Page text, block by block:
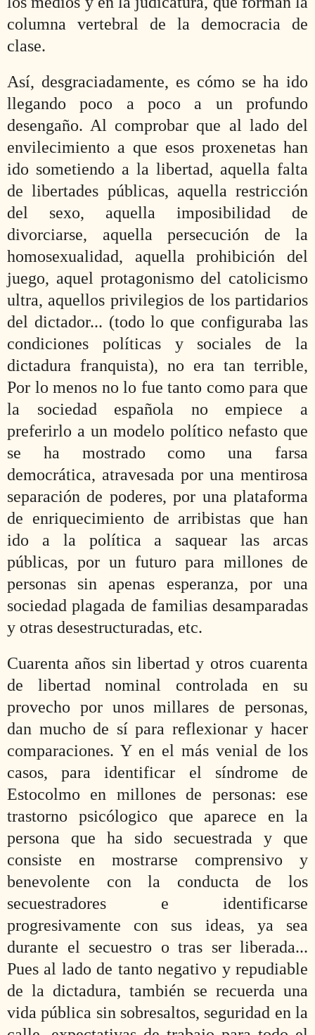
columna vertebral de la democracia de
clase.
Así, desgraciadamente, es cómo se ha ido
llegando poco a poco a un profundo
desengaño. Al comprobar que al lado del
envilecimiento a que esos proxenetas han
ido sometiendo a la libertad, aquella falta
de libertades públicas, aquella restricción
del sexo, aquella imposibilidad de
divorciarse, aquella persecución de la
homosexualidad, aquella prohibición del
juego, aquel protagonismo del catolicismo
ultra, aquellos privilegios de los partidarios
del dictador... (todo lo que configuraba las
condiciones políticas y sociales de la
dictadura franquista), no era tan terrible,
Por lo menos no lo fue tanto como para que
la sociedad española no empiece a
preferirlo a un modelo político nefasto que
se ha mostrado como una farsa
democrática, atravesada por una mentirosa
separación de poderes, por una plataforma
de enriquecimiento de arribistas que han
ido a la política a saquear las arcas
públicas, por un futuro para millones de
personas sin apenas esperanza, por una
sociedad plagada de familias desamparadas
y otras desestructuradas, etc.
Cuarenta años sin libertad y otros cuarenta
de libertad nominal controlada en su
provecho por unos millares de personas,
dan mucho de sí para reflexionar y hacer
comparaciones. Y en el más venial de los
casos, para identificar el síndrome de
Estocolmo en millones de personas: ese
trastorno psicólogico que aparece en la
persona que ha sido secuestrada y que
consiste en mostrarse comprensivo y
benevolente con la conducta de los
secuestradores e identificarse
progresivamente con sus ideas, ya sea
durante el secuestro o tras ser liberada...
Pues al lado de tanto negativo y repudiable
de la dictadura, también se recuerda una
vida pública sin sobresaltos, seguridad en la